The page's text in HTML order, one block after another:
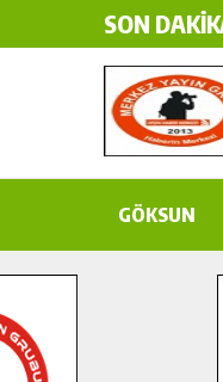
SON
GÖKSUN